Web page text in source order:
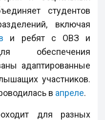
студентов
включая
и ребят с ОВЗ и
обеспечения
адаптированные
участников.
в апреле.
для разных